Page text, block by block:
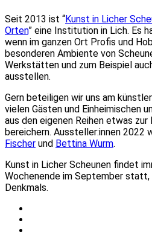
Seit 2013 ist “Kunst in Licher
Orten” eine Institution in Lich. Es
wenn im ganzen Ort Profis und
besonderen Ambiente von
Werkstätten und zum Beispiel
ausstellen.
Gern beteiligen wir uns am
vielen Gästen und Einheimischen
aus den eigenen Reihen etwas
bereichern. Aussteller:innen 2022
Fischer und Bettina Wurm.
Kunst in Licher Scheunen findet
Wochenende im September
Denkmals.